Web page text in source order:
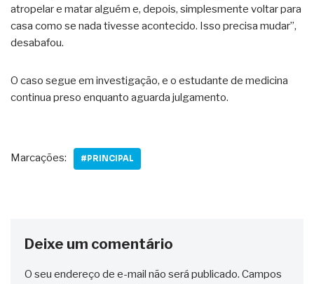
atropelar e matar alguém e, depois, simplesmente voltar para
casa como se nada tivesse acontecido. Isso precisa mudar”,
desabafou.
O caso segue em investigação, e o estudante de medicina
continua preso enquanto aguarda julgamento.
Marcações: #PRINCIPAL
Deixe um comentário
O seu endereço de e-mail não será publicado. Campos